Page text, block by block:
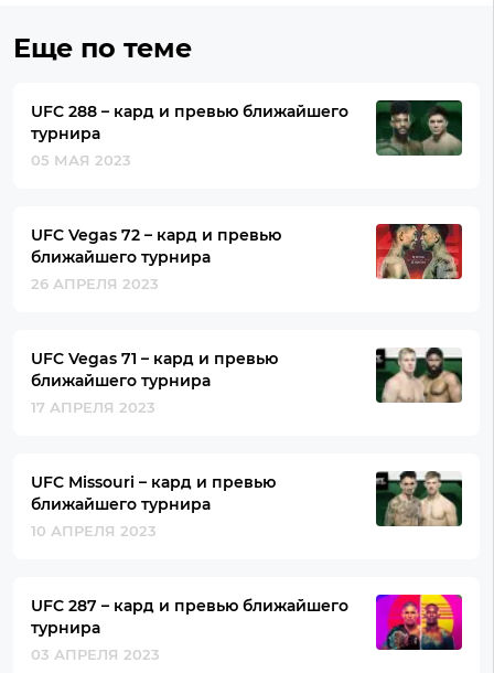
Еще по теме
UFC 288 – кард и превью ближайшего
турнира
05 МАЯ 2023
UFC Vegas 72 – кард и превью
ближайшего турнира
26 АПРЕЛЯ 2023
UFC Vegas 71 – кард и превью
ближайшего турнира
17 АПРЕЛЯ 2023
UFC Missouri – кард и превью
ближайшего турнира
10 АПРЕЛЯ 2023
UFC 287 – кард и превью ближайшего
турнира
03 АПРЕЛЯ 2023